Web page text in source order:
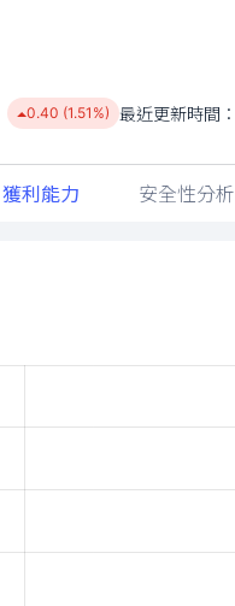
0.40 (1.51%) 最近更新時間：
獲利能力 安全性分析